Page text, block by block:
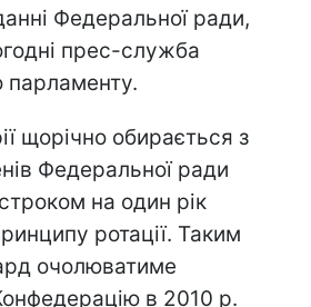
Федеральної ради,
прес-служба
парламенту.
щорічно обирається з
Федеральної ради
на один рік
ротації. Таким
очолюватиме
в 2010 р.